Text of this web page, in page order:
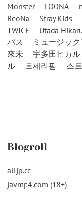
Monster
LOONA
ReoNa
Stray Kids
TWICE
Utada Hikaru
バス
ミュージッ
來未
宇多田ヒカル
ル
르세라핌 스
Blogroll
alljp.cc
javmp4.com (18+)